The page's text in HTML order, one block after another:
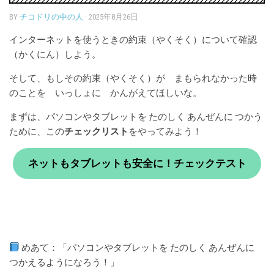
BY チコドリの中の人 · 2025年8月26日
インターネットを使うときの約束（やくそく）について確認
（かくにん）しよう。
そして、もしその約束（やくそく）が まもられなかった時
のことを いっしょに かんがえてほしいな。
まずは、パソコンやタブレットを たのしく あんぜんに つかう
ために、このチェックリスト をやってみよう！
ネットもタブレットも安全に！チェックテスト
めあて：「パソコンやタブレットを たのしく あんぜんに
つかえるようになろう！」